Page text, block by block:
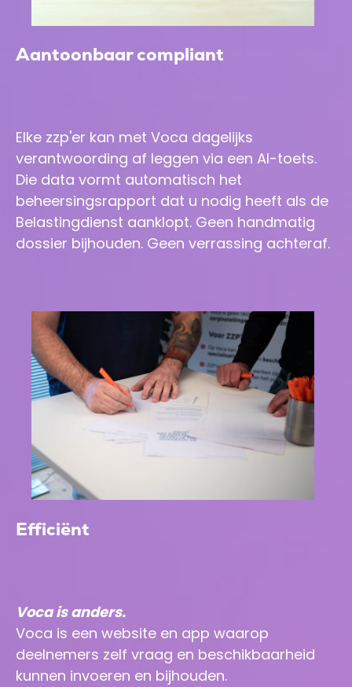
Aantoonbaar compliant
Elke zzp'er kan met Voca dagelijks
verantwoording af leggen via een AI-toets.
Die data vormt automatisch het
beheersingsrapport dat u nodig heeft als de
Belastingdienst aanklopt. Geen handmatig
dossier bijhouden. Geen verrassing achteraf.
Efficiënt
Voca is anders.
Voca is een website en app waarop
deelnemers zelf vraag en beschikbaarheid
kunnen invoeren en bijhouden.